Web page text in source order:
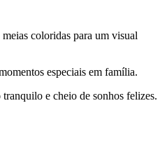
coloridas para um visual
especiais em família.
e cheio de sonhos felizes.